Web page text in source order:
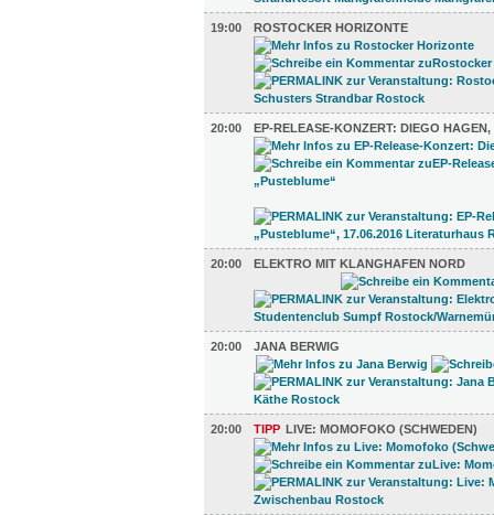
19:00 ROSTOCKER HORIZONTE
20:00 EP-RELEASE-KONZERT: DIEGO HAGEN,
20:00 ELEKTRO MIT KLANGHAFEN NORD
20:00 JANA BERWIG
20:00 TIPP LIVE: MOMOFOKO (SCHWEDEN)